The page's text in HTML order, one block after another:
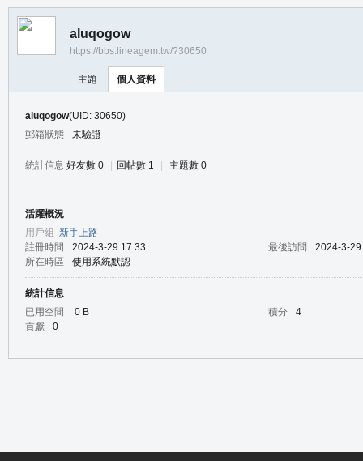
aluqogow
https://bbs.lineagem.tw/?30650
主題 個人資料
aluqogow(UID: 30650)
郵箱狀態
未驗證
統計信息 好友數 0 回帖數 1 主題數 0
活躍概況
用戶組 新手上路
註冊時間
2024-3-29 17:33 最後訪問
2024-3-
所在時區
使用系統默認
統計信息
已用空間
0 B 積分
4
貢獻
0